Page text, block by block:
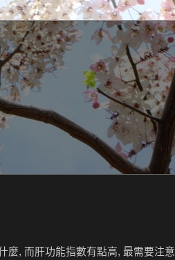
麼, 而肝功能指數有點高, 最需要注意